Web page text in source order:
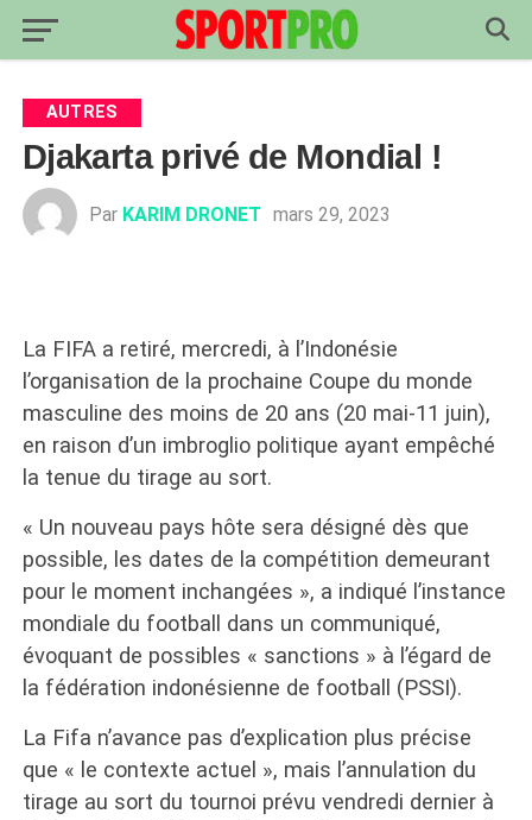
AUTRES
Djakarta privé de Mondial !
Par KARIM DRONET mars 29, 2023
La FIFA a retiré, mercredi, à l’Indonésie
l’organisation de la prochaine Coupe du monde
masculine des moins de 20 ans (20 mai-11 juin),
en raison d’un imbroglio politique ayant empêché
la tenue du tirage au sort.
« Un nouveau pays hôte sera désigné dès que
possible, les dates de la compétition demeurant
pour le moment inchangées », a indiqué l’instance
mondiale du football dans un communiqué,
évoquant de possibles « sanctions » à l’égard de
la fédération indonésienne de football (PSSI).
La Fifa n’avance pas d’explication plus précise
que « le contexte actuel », mais l’annulation du
tirage au sort du tournoi prévu vendredi dernier à